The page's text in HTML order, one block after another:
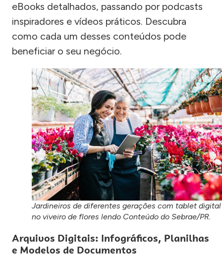
eBooks detalhados, passando por podcasts
inspiradores e vídeos práticos. Descubra
como cada um desses conteúdos pode
beneficiar o seu negócio.
Jardineiros de diferentes gerações com tablet digital
no viveiro de flores lendo Conteúdo do Sebrae/PR.
Arquivos Digitais: Infográficos, Planilhas
e Modelos de Documentos